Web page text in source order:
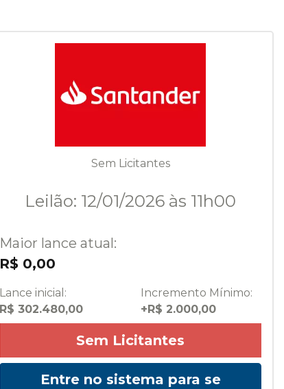
Sem Licitantes
Leilão: 12/01/2026 às 11h00
Maior lance atual:
R$ 0,00
Lance inicial:
R$ 302.480,00
Incremento Mínimo:
+R$ 2.000,00
Sem Licitantes
Entre no sistema para se